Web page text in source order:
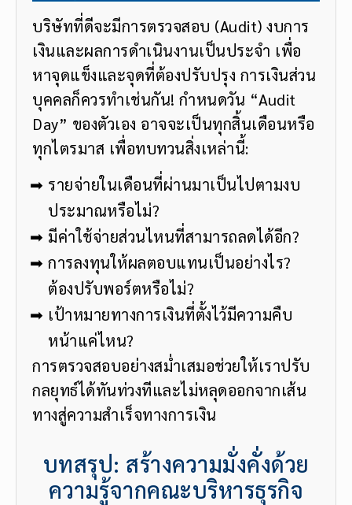
บริษัทที่ดีจะมีการตรวจสอบ (Audit) งบการ
เงินและผลการดำเนินงานเป็นประจำ เพื่อ
หาจุดแข็งและจุดที่ต้องปรับปรุง การเงินส่วน
บุคคลก็ควรทำเช่นกัน! กำหนดวัน “Audit
Day” ของตัวเอง อาจจะเป็นทุกสิ้นเดือนหรือ
ทุกไตรมาส เพื่อทบทวนสิ่งเหล่านี้:
รายจ่ายในเดือนที่ผ่านมาเป็นไปตามงบ
ประมาณหรือไม่?
มีค่าใช้จ่ายส่วนไหนที่สามารถลดได้อีก?
การลงทุนให้ผลตอบแทนเป็นอย่างไร?
ต้องปรับพอร์ตหรือไม่?
เป้าหมายทางการเงินที่ตั้งไว้มีความคืบ
หน้าแค่ไหน?
การตรวจสอบอย่างสม่ำเสมอช่วยให้เราปรับ
กลยุทธ์ได้ทันท่วงทีและไม่หลุดออกจากเส้น
ทางสู่ความสำเร็จทางการเงิน
บทสรุป: สร้างความมั่งคั่งด้วย
ความรู้จากคณะบริหารธุรกิจ